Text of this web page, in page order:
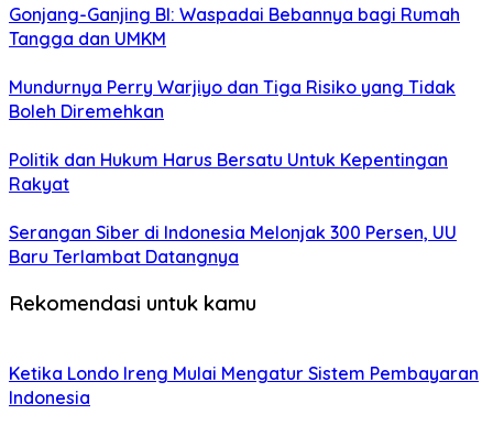
Gonjang-Ganjing BI: Waspadai Bebannya bagi Rumah
Tangga dan UMKM
Mundurnya Perry Warjiyo dan Tiga Risiko yang Tidak
Boleh Diremehkan
Politik dan Hukum Harus Bersatu Untuk Kepentingan
Rakyat
Serangan Siber di Indonesia Melonjak 300 Persen, UU
Baru Terlambat Datangnya
Rekomendasi untuk kamu
Ketika Londo Ireng Mulai Mengatur Sistem Pembayaran
Indonesia